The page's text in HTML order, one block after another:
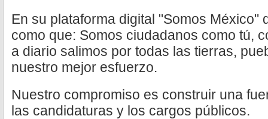
En su plataforma digital "Somos México"
como que: Somos ciudadanos como tú,
a diario salimos por todas las tierras,
nuestro mejor esfuerzo.
Nuestro compromiso es construir una
las candidaturas y los cargos públicos.